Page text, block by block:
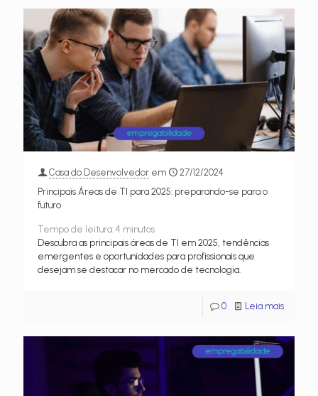
Casa do Desenvolvedor em
27/12/2024
Principais Áreas de TI para 2025: preparando-se para o
futuro
Tempo de leitura: 4 minutos
Descubra as principais áreas de TI em 2025, tendências
emergentes e oportunidades para profissionais que
desejam se destacar no mercado de tecnologia.
0 Leia mais